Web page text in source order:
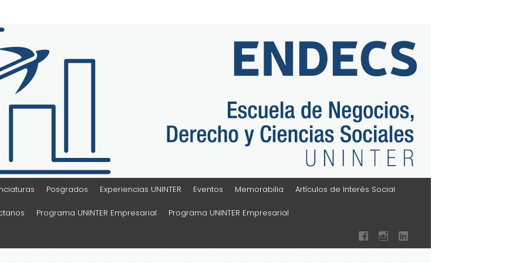
Posgrados Experiencias UNINTER Eventos Memorabilia Artículos de Interés Social
Programa UNINTER Empresarial Programa UNINTER Empresarial